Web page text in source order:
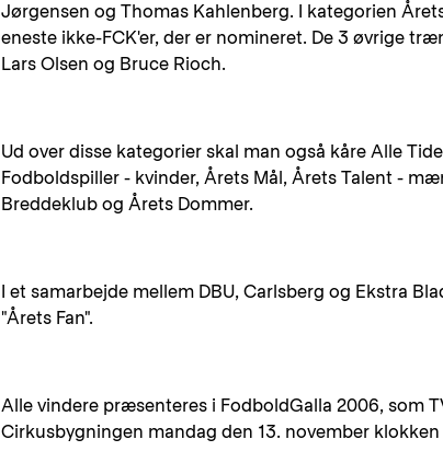
Jørgensen og Thomas Kahlenberg. I kategorien
eneste ikke-FCK'er, der er nomineret. De 3 øvrige
Lars Olsen og Bruce Rioch.
Ud over disse kategorier skal man også kåre Alle
Fodboldspiller - kvinder, Årets Mål, Årets Talent -
Breddeklub og Årets Dommer.
I et samarbejde mellem DBU, Carlsberg og Ekstra
"Årets Fan".
Alle vindere præsenteres i FodboldGalla 2006, som
Cirkusbygningen mandag den 13. november klokken